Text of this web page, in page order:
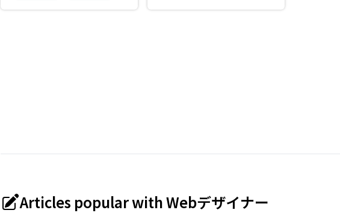
that supports
Articles popular with Webデザイナー